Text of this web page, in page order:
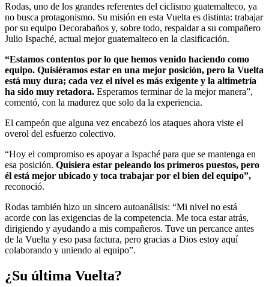
Rodas, uno de los grandes referentes del ciclismo guatemalteco, ya
no busca protagonismo. Su misión en esta Vuelta es distinta: trabajar
por su equipo Decorabaños y, sobre todo, respaldar a su compañero
Julio Ispaché, actual mejor guatemalteco en la clasificación.
“Estamos contentos por lo que hemos venido haciendo como
equipo. Quisiéramos estar en una mejor posición, pero la Vuelta
está muy dura; cada vez el nivel es más exigente y la altimetría
ha sido muy retadora. Esperamos terminar de la mejor manera”,
comentó, con la madurez que solo da la experiencia.
El campeón que alguna vez encabezó los ataques ahora viste el
overol del esfuerzo colectivo.
“Hoy el compromiso es apoyar a Ispaché para que se mantenga en
esa posición. Quisiera estar peleando los primeros puestos, pero
él está mejor ubicado y toca trabajar por el bien del equipo”,
reconoció.
Rodas también hizo un sincero autoanálisis: “Mi nivel no está
acorde con las exigencias de la competencia. Me toca estar atrás,
dirigiendo y ayudando a mis compañeros. Tuve un percance antes
de la Vuelta y eso pasa factura, pero gracias a Dios estoy aquí
colaborando y uniendo al equipo”.
¿Su última Vuelta?